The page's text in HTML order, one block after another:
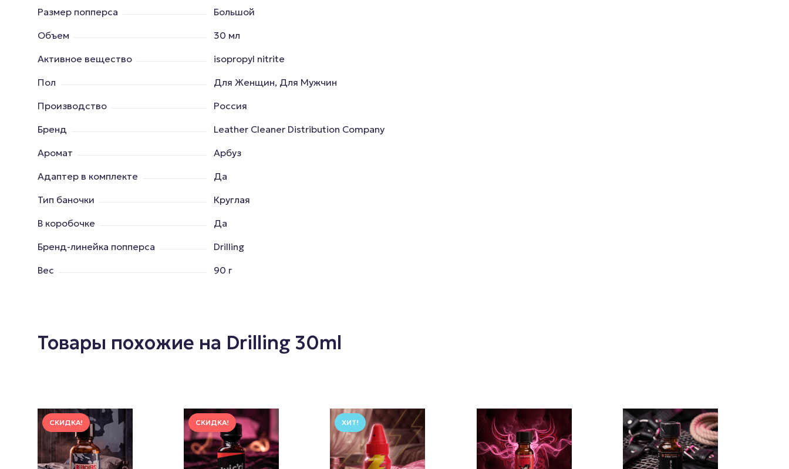
Размер попперса
Большой
Объем
30 мл
Активное вещество
isopropyl nitrite
Пол
Для Женщин, Для Мужчин
Производство
Россия
Бренд
Leather Cleaner Distribution Company
Аромат
Арбуз
Адаптер в комплекте
Да
Тип баночки
Круглая
В коробочке
Да
Бренд-линейка попперса
Drilling
Вес
90 г
Товары похожие на Drilling 30ml
СКИДКА! СКИДКА! ХИТ!